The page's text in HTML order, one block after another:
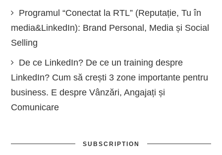
Programul “Conectat la RTL” (Reputație, Tu în
media&LinkedIn): Brand Personal, Media și Social
Selling
De ce LinkedIn? De ce un training despre
LinkedIn? Cum să crești 3 zone importante pentru
business. E despre Vânzări, Angajați și
Comunicare
SUBSCRIPTION